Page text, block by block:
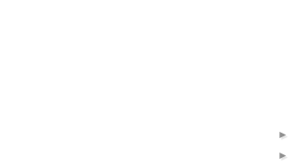
►
►